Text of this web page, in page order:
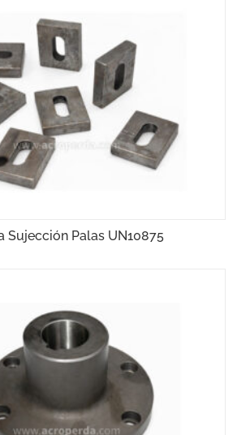
Sujección Palas UN10875